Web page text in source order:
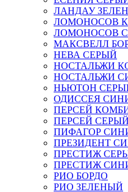
ЛАНДАУ
ЛОМОНОСОВ
ЛОМОНОСОВ
МАКСВЕЛЛ
НЕВА СЕРЫЙ
НОСТАЛЬЖИ
НОСТАЛЬЖИ
НЬЮТОН
ОДИССЕЯ
ПЕРСЕЙ
ПЕРСЕЙ СЕРЫЙ
ПИФАГОР
ПРЕЗИДЕНТ
ПРЕСТИЖ
ПРЕСТИЖ
РИО БОРДО
РИО ЗЕЛЕНЫЙ